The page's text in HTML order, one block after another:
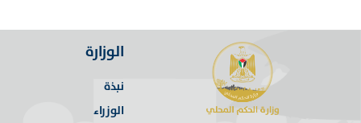
الوزارة
نبذة
الوزراء